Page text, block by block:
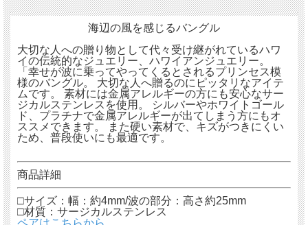
海辺の風を感じるバングル
大切な人への贈り物として代々受け継がれているハワ
イの伝統的なジュエリー、ハワイアンジュエリー。
「幸せが波に乗ってやってくるとされるプリンセス模
様のバングル。 大切な人へ贈るのにピッタリなアイテ
ムです。 素材には金属アレルギーの方にも安心なサー
ジカルステンレスを使用。 シルバーやホワイトゴール
ド、プラチナで金属アレルギーが出てしまう方にもオ
ススメできます。 また硬い素材で、キズがつきにくい
ため、普段使いにも最適です。
商品詳細
□サイズ：幅：約4mm/波の部分：高さ約25mm
□材質：サージカルステンレス
ペアはこちらから